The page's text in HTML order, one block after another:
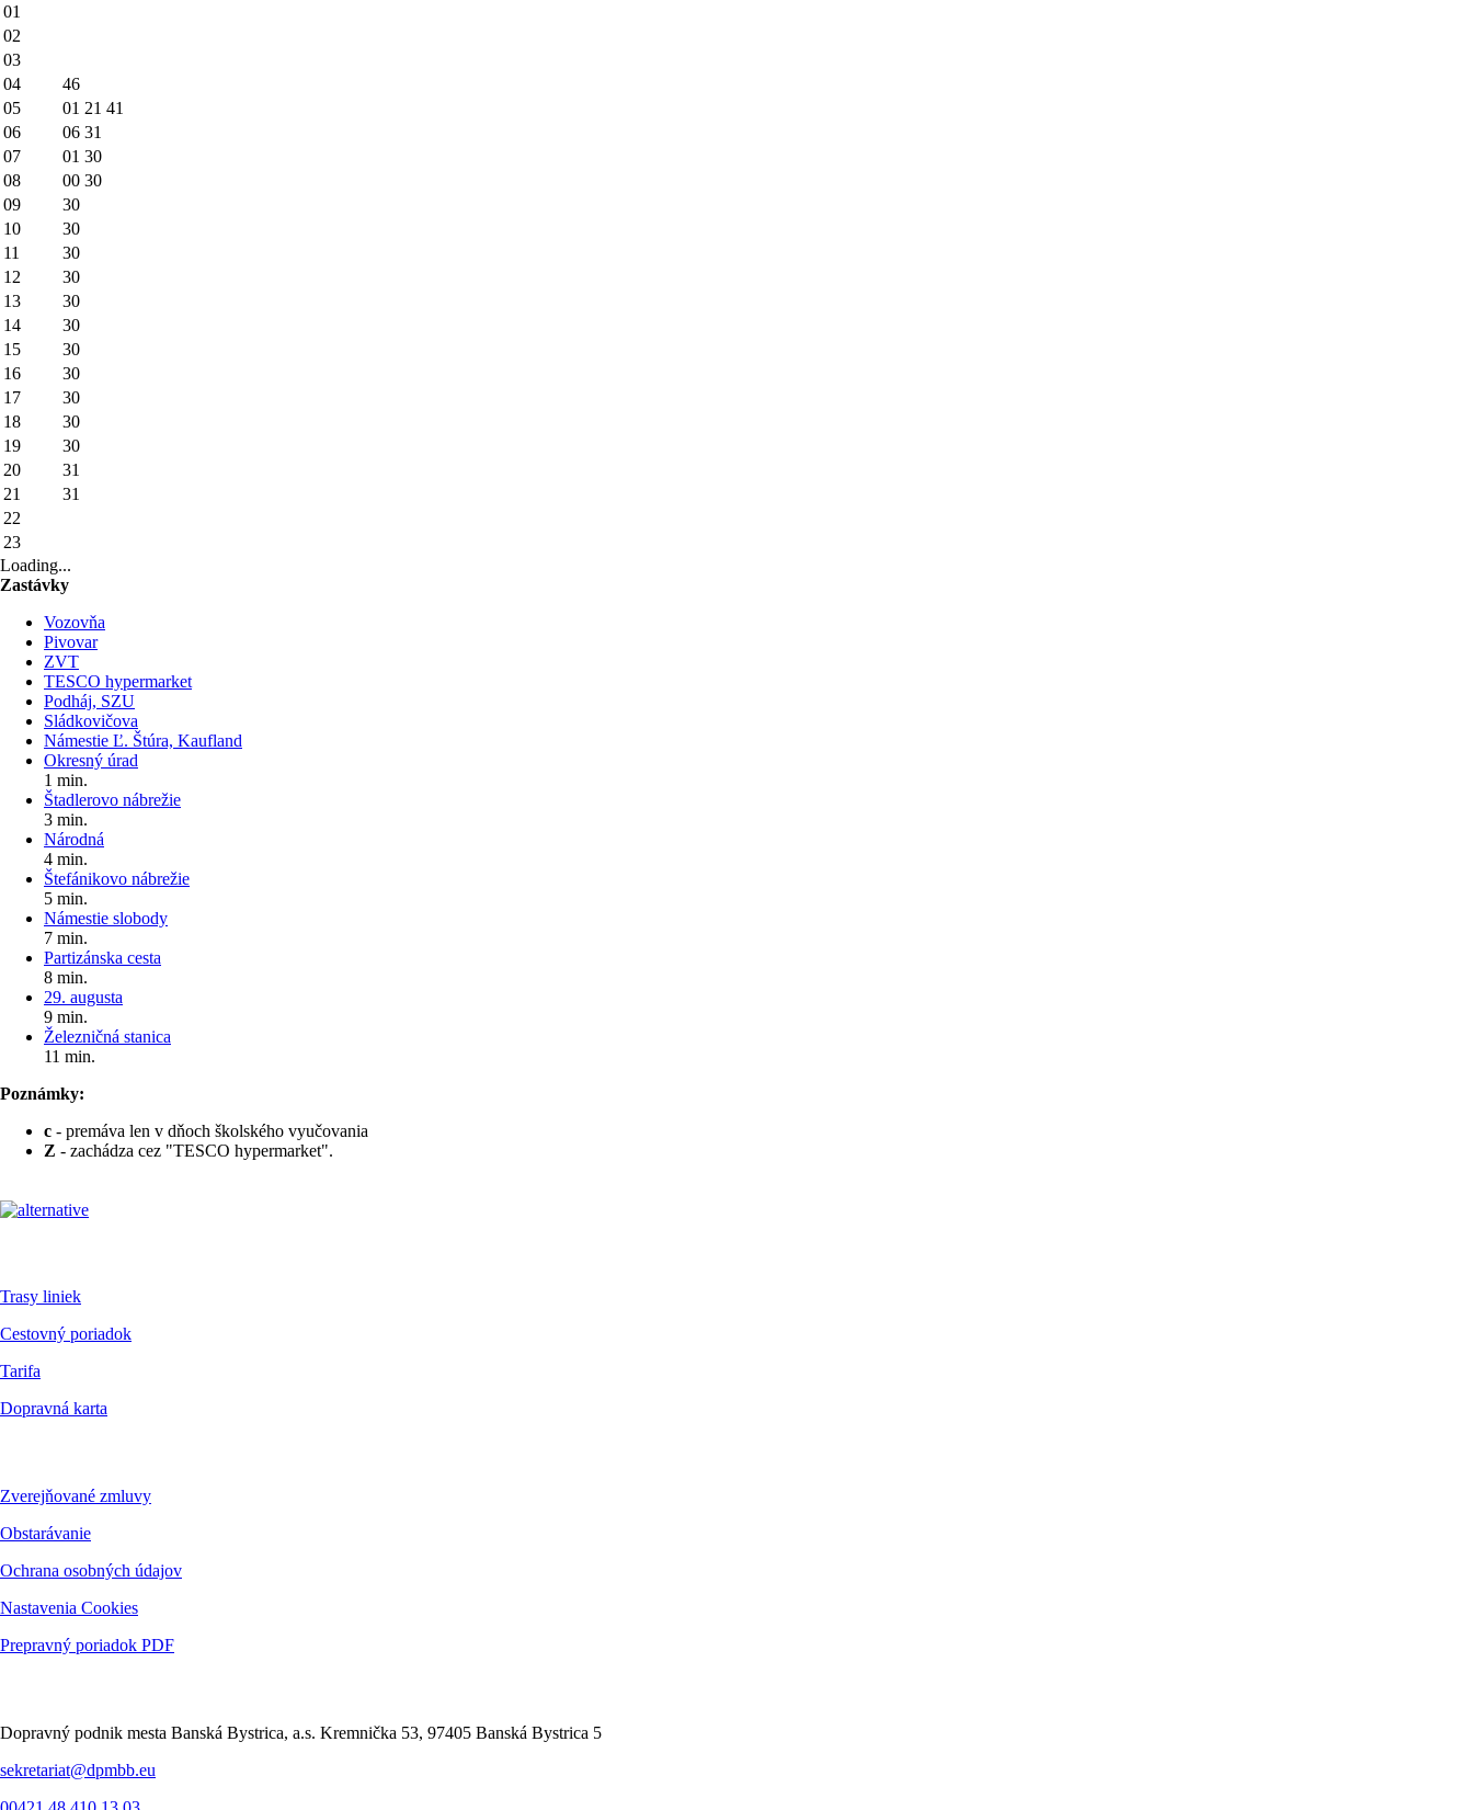
01
02
03
04
46
05
01 21 41
06
06 31
07
01 30
08
00 30
09
30
10
30
11
30
12
30
13
30
14
30
15
30
16
30
17
30
18
30
19
30
20
31
21
31
22
23
Loading...
Zastávky
Vozovňa
Pivovar
ZVT
TESCO hypermarket
Podháj, SZU
Sládkovičova
Námestie Ľ. Štúra, Kaufland
Okresný úrad
1 min.
Štadlerovo nábrežie
3 min.
Národná
4 min.
Štefánikovo nábrežie
5 min.
Námestie slobody
7 min.
Partizánska cesta
8 min.
29. augusta
9 min.
Železničná stanica
11 min.
Poznámky:
c - premáva len v dňoch školského vyučovania
Z - zachádza cez "TESCO hypermarket".
Trasy liniek
Cestovný poriadok
Tarifa
Dopravná karta
Zverejňované zmluvy
Obstarávanie
Ochrana osobných údajov
Nastavenia Cookies
Prepravný poriadok PDF
Dopravný podnik mesta Banská Bystrica, a.s. Kremnička 53, 97405 Banská Bystrica 5
sekretariat@dpmbb.eu